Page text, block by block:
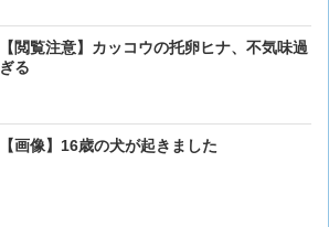
【閲覧注意】カッコウの托卵ヒナ、不気味過
ぎる
【画像】16歳の犬が起きました
ベーリング海のカニ漁「月
猫「おい人間。おれを飼え